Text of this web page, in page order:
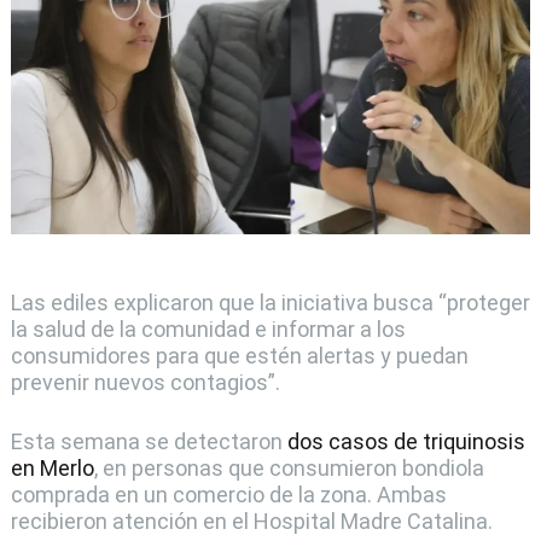
Las ediles explicaron que la iniciativa busca “proteger
la salud de la comunidad e informar a los
consumidores para que estén alertas y puedan
prevenir nuevos contagios”.
Esta semana se detectaron dos casos de triquinosis
en Merlo, en personas que consumieron bondiola
comprada en un comercio de la zona. Ambas
recibieron atención en el Hospital Madre Catalina.